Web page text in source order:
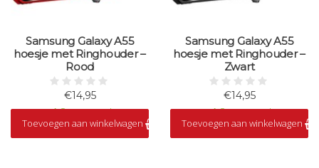
Samsung Galaxy A55
hoesje met Ringhouder –
Rood
€14,95
Op voorraad
Toevoegen aan winkelwagen
Samsung Galaxy A55
hoesje met Ringhouder –
Zwart
€14,95
Op voorraad
Toevoegen aan winkelwagen